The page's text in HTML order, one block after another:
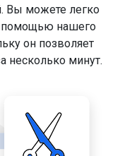
Вы можете легко
помощью нашего
он позволяет
несколько минут.